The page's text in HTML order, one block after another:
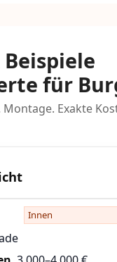
Beispiele
für
Exakte
Innen